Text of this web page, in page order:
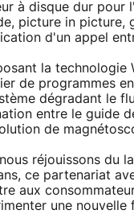
à disque dur pour
picture in picture,
d'un appel
la technologie
de programmes
dégradant le
entre le guide
de
réjouissons du
ce partenariat
aux
une nouvelle